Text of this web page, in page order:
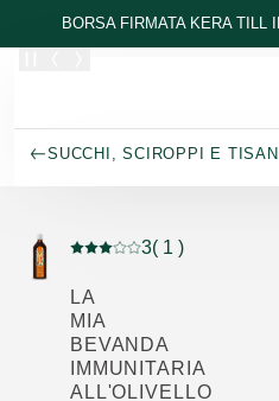
Passa al contenuto principale
BORSA FIRMATA KERA TILL
SUCCHI, SCIROPPI E
Valutazione attuale: 3
3( 1 )
LA
MIA
BEVANDA
IMMUNITARIA
ALL'OLIVELLO